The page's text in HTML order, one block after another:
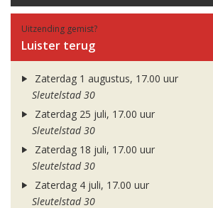
Uitzending gemist?
Luister terug
Zaterdag 1 augustus, 17.00 uur
Sleutelstad 30
Zaterdag 25 juli, 17.00 uur
Sleutelstad 30
Zaterdag 18 juli, 17.00 uur
Sleutelstad 30
Zaterdag 4 juli, 17.00 uur
Sleutelstad 30